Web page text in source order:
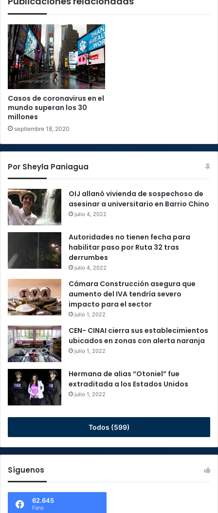
Casos de coronavirus en el
mundo superan los 30
millones
septiembre 18, 2020
Por Sheyla Paniagua
OIJ allanó vivienda de sospechoso de
asesinar a universitario en Barrio Chino
julio 4, 2022
Autoridades no tienen fecha para
habilitar paso por Ruta 32 tras
derrumbes
julio 4, 2022
Cámara Construcción asegura que
aumento del IVA tendría severo
impacto para el sector
julio 1, 2022
CEN- CINAI cierra sus establecimientos
ubicados en zonas con alerta naranja
julio 1, 2022
Hermana de alias “Otoniel” fue
extraditada a los Estados Unidos
julio 1, 2022
Todos (599)
Síguenos
62.645
Fans